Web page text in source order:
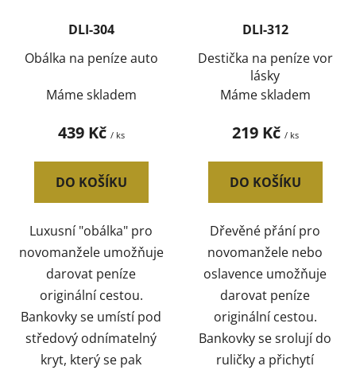
DLI-304
Obálka na peníze auto
Máme skladem
439 Kč / ks
DO KOŠÍKU
Luxusní "obálka" pro
novomanžele umožňuje
darovat peníze
originální cestou.
Bankovky se umístí pod
středový odnímatelný
kryt, který se pak
DLI-312
Destička na peníze vor
lásky
Máme skladem
219 Kč / ks
DO KOŠÍKU
Dřevěné přání pro
novomanžele nebo
oslavence umožňuje
darovat peníze
originální cestou.
Bankovky se srolují do
ruličky a přichytí